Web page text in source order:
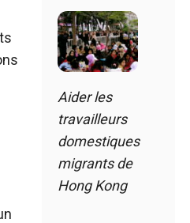
Aider les
travailleurs
domestiques
migrants de
Hong Kong